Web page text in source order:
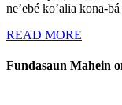
ne’ebé ko’alia kona-
READ MORE
Fundasaun Mahein